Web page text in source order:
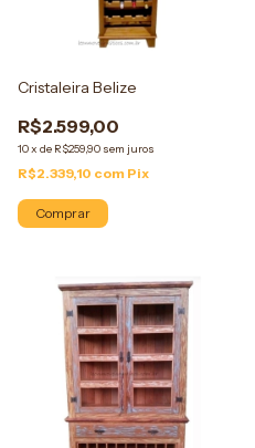
Cristaleira Belize
R$2.599,00
10x de R$259,90 sem juros
R$2.339,10 com Pix
Comprar